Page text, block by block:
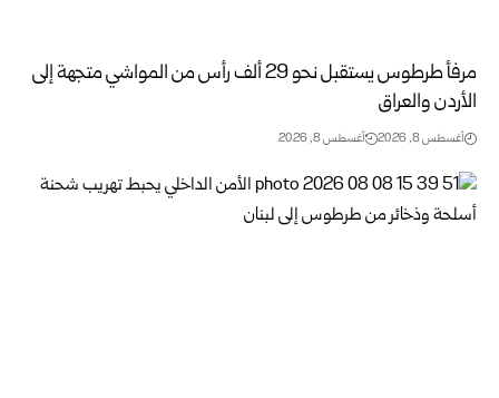
مرفأ طرطوس يستقبل نحو 29 ألف رأس من المواشي متجهة إلى
الأردن ‏والعراق
أغسطس 8, 2026 أغسطس 8, 2026